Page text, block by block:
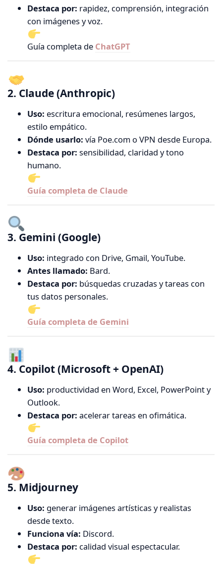
Destaca por: rapidez, comprensión, integración
con imágenes y voz.
Guía completa de ChatGPT
2. Claude (Anthropic)
Uso: escritura emocional, resúmenes largos,
estilo empático.
Dónde usarlo: vía Poe.com o VPN desde Europa.
Destaca por: sensibilidad, claridad y tono
humano.
Guía completa de Claude
3. Gemini (Google)
Uso: integrado con Drive, Gmail, YouTube.
Antes llamado: Bard.
Destaca por: búsquedas cruzadas y tareas con
tus datos personales.
Guía completa de Gemini
4. Copilot (Microsoft + OpenAI)
Uso: productividad en Word, Excel, PowerPoint y
Outlook.
Destaca por: acelerar tareas en ofimática.
Guía completa de Copilot
5. Midjourney
Uso: generar imágenes artísticas y realistas
desde texto.
Funciona vía: Discord.
Destaca por: calidad visual espectacular.